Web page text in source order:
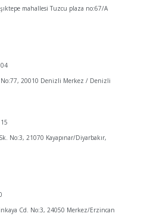
mahallesi Tuzcu plaza no:67/A
No:77, 20010 Denizli Merkez / Denizli
No:3, 21070 Kayapınar/Diyarbakır,
Cd. No:3, 24050 Merkez/Erzincan